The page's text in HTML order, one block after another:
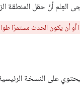
أنّ حقل المنطقة
أن يكون الحدث مستمرًا طوال
على النسخة